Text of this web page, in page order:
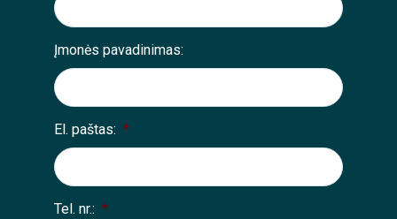
Įmonės pavadinimas:
El. paštas: *
Tel. nr.: *